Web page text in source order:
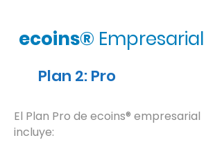
ecoins® Empresarial
Plan 2: Pro
El Plan Pro de ecoins® empresarial
incluye: